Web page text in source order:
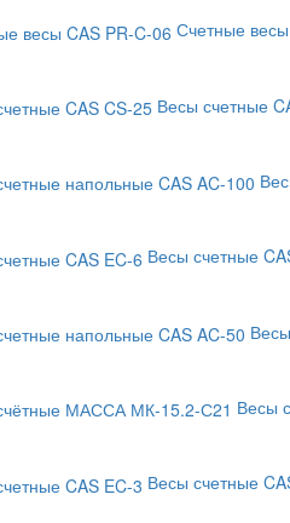
Счетные
Весы счетные
Весы счетные
Весы
Весы счетные